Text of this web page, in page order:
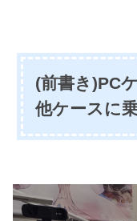
(前書き)PC
他ケースに